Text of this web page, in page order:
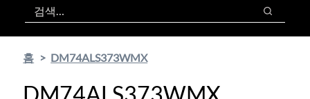
검색
검색
홈 DM74ALS373WMX